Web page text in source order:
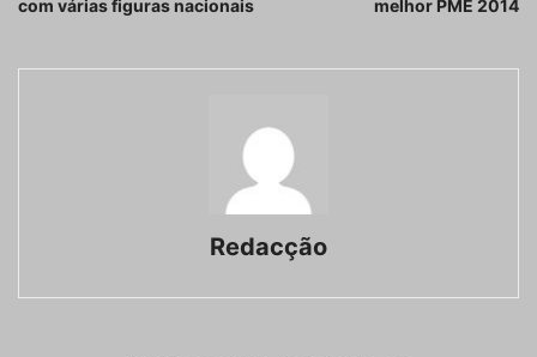
com várias figuras nacionais
melhor PME 2014
Redacção